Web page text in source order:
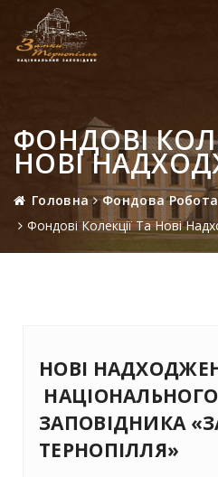
ФОНДОВІ
НОВІ
Головна
Фондова Робота
Фондові Колекції Та Нові
НОВІ
НАЦІОНАЛЬНОГО
ЗАПОВІДНИКА
ТЕРНОПІЛЛЯ»